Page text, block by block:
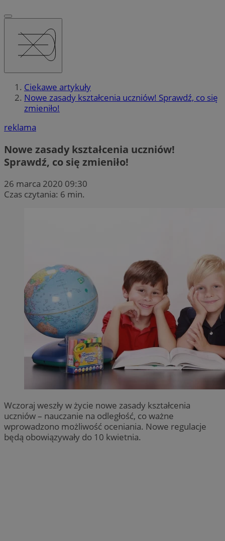
Ciekawe artykuły
Nowe zasady kształcenia uczniów! Sprawdź, co się
zmieniło!
reklama
Nowe zasady kształcenia uczniów!
Sprawdź, co się zmieniło!
26 marca 2020 09:30
Czas czytania: 6 min.
Wczoraj weszły w życie nowe zasady kształcenia
uczniów – nauczanie na odległość, co ważne
wprowadzono możliwość oceniania. Nowe regulacje
będą obowiązywały do 10 kwietnia.